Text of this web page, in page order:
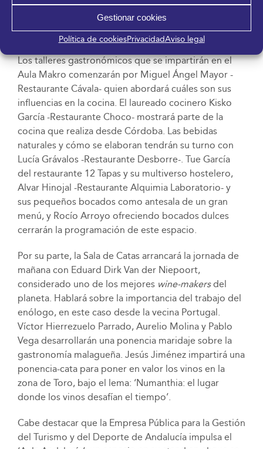
Gestionar cookies
Política de cookiesPrivacidadAviso legal
Martín -Restaurante Delirante- abordarán los
productos asiáticos y cómo transmitir historias a
través de los platos, respectivamente.
Los talleres gastronómicos que se impartirán en el
Aula Makro comenzarán por Miguel Ángel Mayor -
Restaurante Cávala- quien abordará cuáles son sus
influencias en la cocina. El laureado cocinero Kisko
García -Restaurante Choco- mostrará parte de la
cocina que realiza desde Córdoba. Las bebidas
naturales y cómo se elaboran tendrán su turno con
Lucía Grávalos -Restaurante Desborre-. Tue García
del restaurante 12 Tapas y su multiverso hostelero,
Alvar Hinojal -Restaurante Alquimia Laboratorio- y
sus pequeños bocados como antesala de un gran
menú, y Rocío Arroyo ofreciendo bocados dulces
cerrarán la programación de este espacio.
Por su parte, la Sala de Catas arrancará la jornada de
mañana con Eduard Dirk Van der Niepoort,
considerado uno de los mejores wine-makersdel
planeta. Hablará sobre la importancia del trabajo del
enólogo, en este caso desde la vecina Portugal.
Víctor Hierrezuelo Parrado, Aurelio Molina y Pablo
Vega desarrollarán una ponencia maridaje sobre la
gastronomía malagueña. Jesús Jiménez impartirá una
ponencia-cata para poner en valor los vinos en la
zona de Toro, bajo el lema: ‘Numanthia: el lugar
donde los vinos desafían el tiempo’.
Cabe destacar que la Empresa Pública para la Gestión
del Turismo y del Deporte de Andalucía impulsa el